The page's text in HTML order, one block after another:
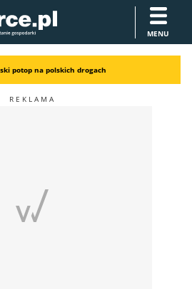
MENU
potop na polskich drogach